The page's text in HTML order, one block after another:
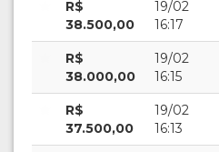
R$
38.500,00
19/02
16:17
R$
38.000,00
19/02
16:15
R$
37.500,00
19/02
16:13